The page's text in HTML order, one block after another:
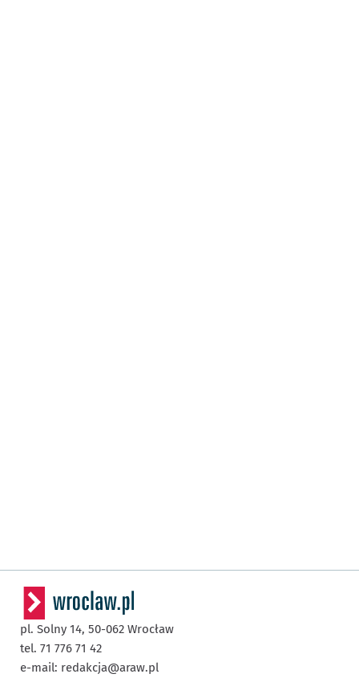
pl. Solny 14, 50-062 Wrocław
tel. 71 776 71 42
e-mail: redakcja@araw.pl